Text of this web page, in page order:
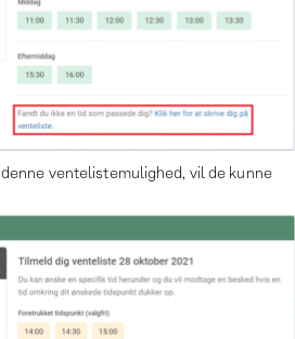
ventelistemulighed, vil de kunne